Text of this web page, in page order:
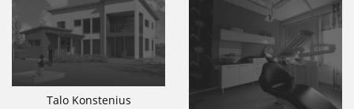
Talo Konstenius